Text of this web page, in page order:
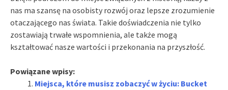
nas ma szansę na osobisty rozwój oraz lepsze zrozumienie
otaczającego nas świata. Takie doświadczenia nie tylko
zostawiają trwałe wspomnienia, ale także mogą
kształtować nasze wartości i przekonania na przyszłość.
Powiązane wpisy:
Miejsca, które musisz zobaczyć w życiu: Bucket